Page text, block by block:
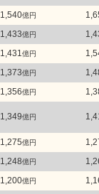
1,540億円
1,433億円
1,431億円
1,373億円
1,356億円
1,349億円
1,275億円
1,248億円
1,200億円